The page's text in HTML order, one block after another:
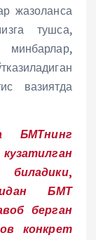
жазоланса
тушса,
вазиятда
БМТнинг
биладики,
БМТ
берган
конкрет